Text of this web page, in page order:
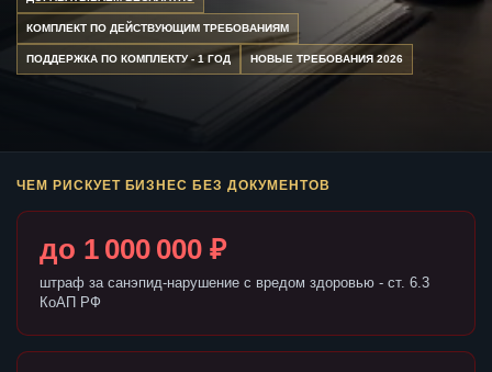
КОМПЛЕКТ ПО ДЕЙСТВУЮЩИМ ТРЕБОВАНИЯМ
ПОДДЕРЖКА ПО КОМПЛЕКТУ - 1 ГОД НОВЫЕ ТРЕБОВАНИЯ 2026
ЧЕМ РИСКУЕТ БИЗНЕС БЕЗ ДОКУМЕНТОВ
до 1 000 000 ₽
штраф за санэпид-нарушение с вредом здоровью - ст. 6.3
КоАП РФ